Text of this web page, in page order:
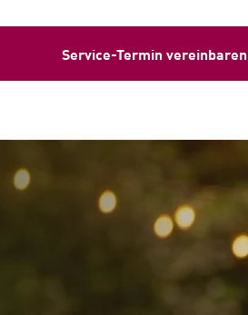
Service-Termin vereinbaren